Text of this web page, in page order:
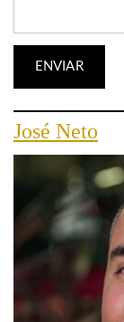
José Neto